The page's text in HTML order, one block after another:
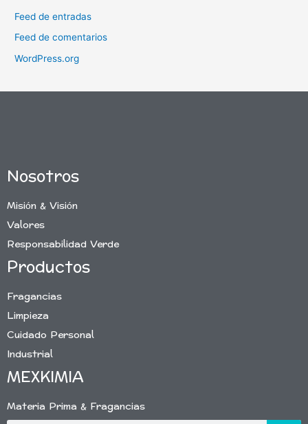
Feed de entradas
Feed de comentarios
WordPress.org
Nosotros
Misión & Visión
Valores
Responsabilidad Verde
Productos
Fragancias
Limpieza
Cuidado Personal
Industrial
MEXKIMIA
Materia Prima & Fragancias